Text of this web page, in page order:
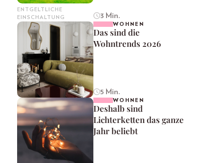
ENTGELTLICHE
EINSCHALTUNG
3 Min.
WOHNEN
Das sind die
Wohntrends 2026
5 Min.
WOHNEN
Deshalb sind
Lichterketten das ganze
Jahr beliebt